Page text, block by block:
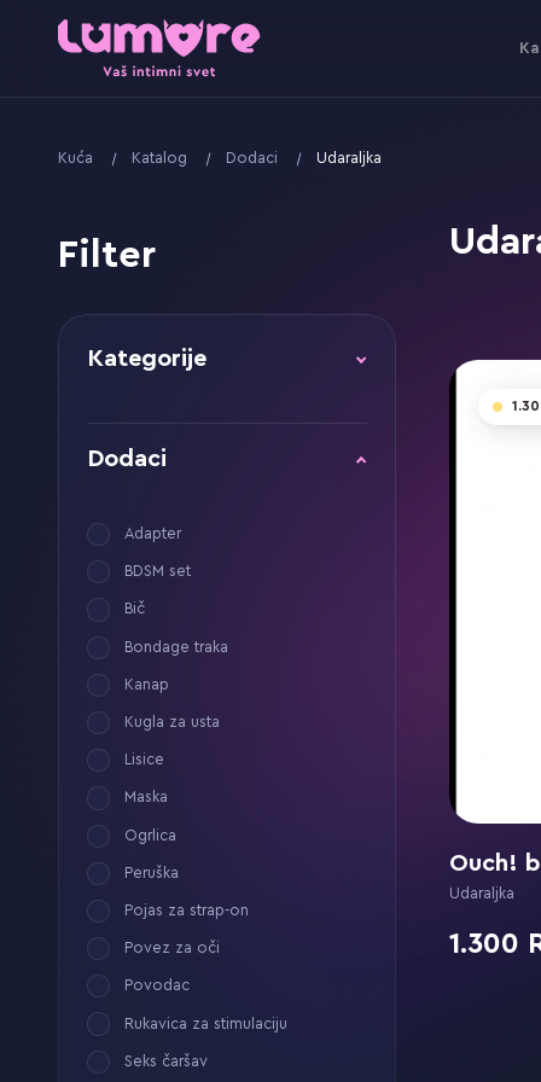
Kuća Katalog Dodaci Udaraljka
Filter
Kategorije
Dodaci
Adapter
BDSM set
Bič
Bondage traka
Kanap
Kugla za usta
Lisice
Maska
Ogrlica
Peruška
Pojas za strap-on
Povez za oči
Povodac
Rukavica za stimulaciju
Seks čaršav
Ouch!
Udaraljka
1.300